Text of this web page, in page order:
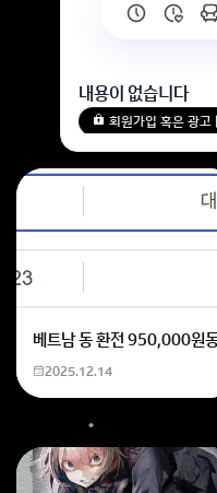
내용이 없습니다
회원가입 혹은 광
베트남 동 환전 950,000원
2025.12.14